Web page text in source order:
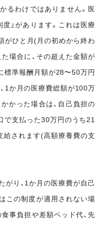
るわけではありません。医
」があります。これは医療
がひと月(月の初めから終わ
場合に、その超えた金額が
標準報酬月額が28〜50万円
1か月の医療費総額が100万
かった場合は、自己負担の
で支払った30万円のうち21
されます(高額療養費の支
がり、1か月の医療費が自己
この制度が適用されない場
事負担や差額ベッド代、先